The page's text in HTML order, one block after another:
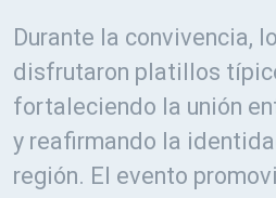
Durante la convivencia,
disfrutaron platillos
fortaleciendo la unión
y reafirmando la
región. El evento